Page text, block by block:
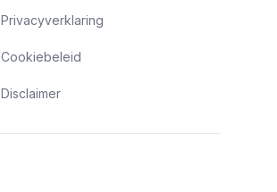
Privacyverklaring
Cookiebeleid
Disclaimer